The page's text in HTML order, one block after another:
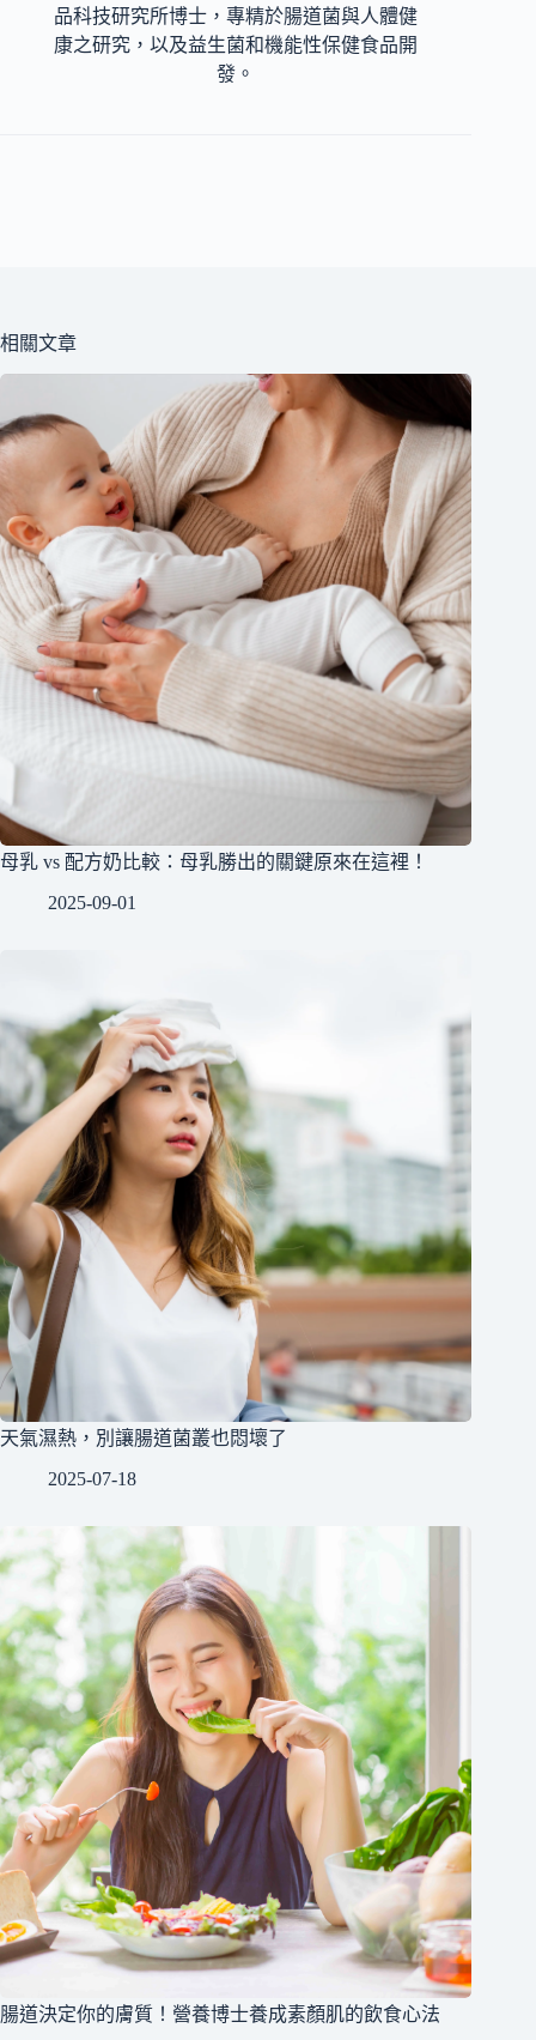
品科技研究所博士，專精於腸道菌與人體健
康之研究，以及益生菌和機能性保健食品開
發。
相關文章
母乳 vs 配方奶比較：母乳勝出的關鍵原來在這裡！
2025-09-01
天氣濕熱，別讓腸道菌叢也悶壞了
2025-07-18
腸道決定你的膚質！營養博士養成素顏肌的飲食心法